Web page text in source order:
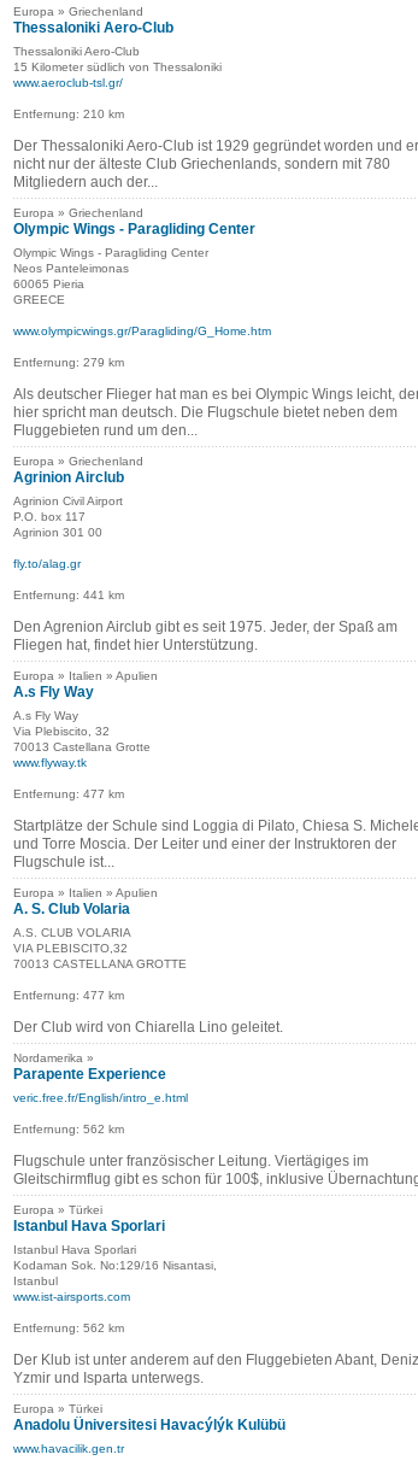
Europa » Griechenland
Thessaloniki Aero-Club
Thessaloniki Aero-Club
15 Kilometer südlich von Thessaloniki
www.aeroclub-tsl.gr/
Entfernung: 210 km
Der Thessaloniki Aero-Club ist 1929 gegründet worden und
nicht nur der älteste Club Griechenlands, sondern mit 780
Mitgliedern auch der...
Europa » Griechenland
Olympic Wings - Paragliding Center
Olympic Wings - Paragliding Center
Neos Panteleimonas
60065 Pieria
GREECE
www.olympicwings.gr/Paragliding/G_Home.htm
Entfernung: 279 km
Als deutscher Flieger hat man es bei Olympic Wings leicht,
hier spricht man deutsch. Die Flugschule bietet neben dem
Fluggebieten rund um den...
Europa » Griechenland
Agrinion Airclub
Agrinion Civil Airport
P.O. box 117
Agrinion 301 00
fly.to/alag.gr
Entfernung: 441 km
Den Agrenion Airclub gibt es seit 1975. Jeder, der Spaß am
Fliegen hat, findet hier Unterstützung.
Europa » Italien » Apulien
A.s Fly Way
A.s Fly Way
Via Plebiscito, 32
70013 Castellana Grotte
www.flyway.tk
Entfernung: 477 km
Startplätze der Schule sind Loggia di Pilato, Chiesa S.
und Torre Moscia. Der Leiter und einer der Instruktoren der
Flugschule ist...
Europa » Italien » Apulien
A. S. Club Volaria
A.S. CLUB VOLARIA
VIA PLEBISCITO,32
70013 CASTELLANA GROTTE
Entfernung: 477 km
Der Club wird von Chiarella Lino geleitet.
Nordamerika »
Parapente Experience
veric.free.fr/English/intro_e.html
Entfernung: 562 km
Flugschule unter französischer Leitung. Viertägiges im
Gleitschirmflug gibt es schon für 100$, inklusive
Europa » Türkei
Istanbul Hava Sporlari
Istanbul Hava Sporlari
Kodaman Sok. No:129/16 Nisantasi,
Istanbul
www.ist-airsports.com
Entfernung: 562 km
Der Klub ist unter anderem auf den Fluggebieten Abant,
Yzmir und Isparta unterwegs.
Europa » Türkei
Anadolu Üniversitesi Havacýlýk Kulübü
www.havacilik.gen.tr